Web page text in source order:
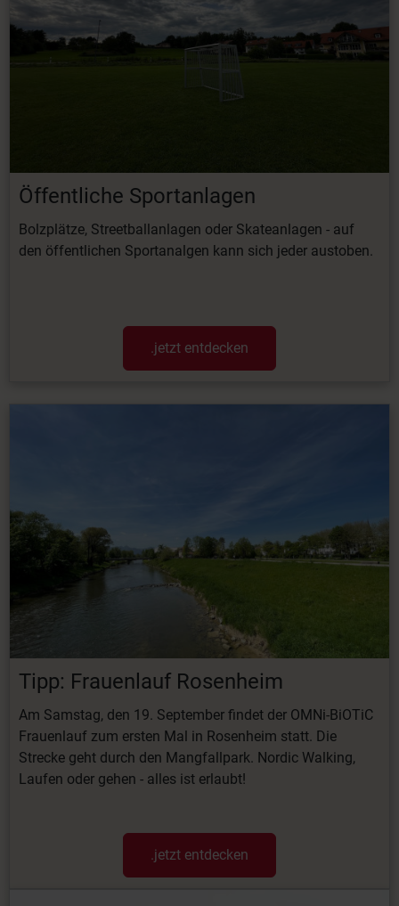
Öffentliche Sportanlagen
Bolzplätze, Streetballanlagen oder Skateanlagen - auf
den öffentlichen Sportanalgen kann sich jeder austoben.
.jetzt entdecken
Tipp: Frauenlauf Rosenheim
Am Samstag, den 19. September findet der OMNi-BiOTiC
Frauenlauf zum ersten Mal in Rosenheim statt. Die
Strecke geht durch den Mangfallpark. Nordic Walking,
Laufen oder gehen - alles ist erlaubt!
.jetzt entdecken